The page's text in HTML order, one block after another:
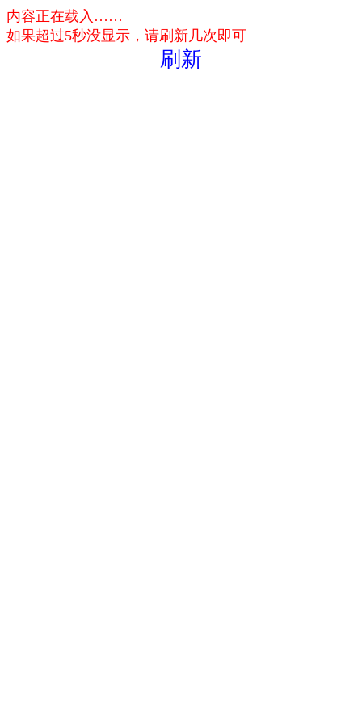
内容正在载入……
如果超过5秒没显示，请刷新几次即可
刷新